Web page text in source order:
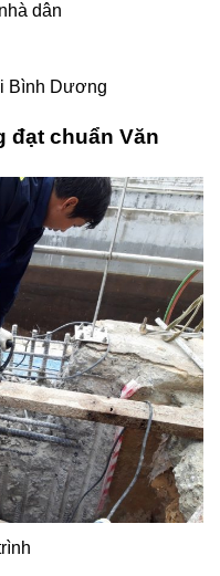
dân
Bình Dương
đạt chuẩn Văn